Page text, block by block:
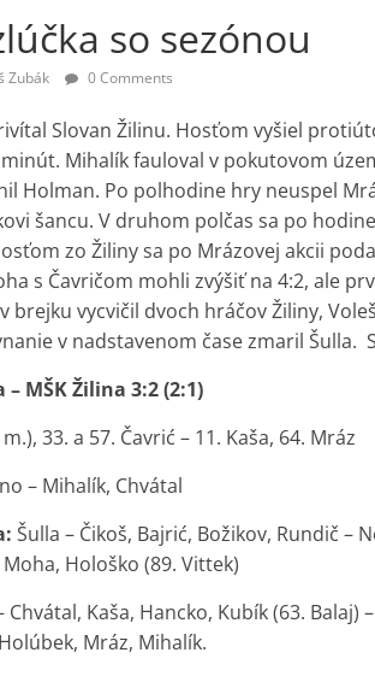
so sezónou
Zubák 0 Comments
Slovan Žilinu. Hosťom vyšiel
Mihalík fauloval v pokutovom
Holman. Po polhodine hry neuspel
šancu. V druhom polčas sa po
zo Žiliny sa po Mrázovej akcii
s Čavričom mohli zvýšiť na 4:2, ale
brejku vycvičil dvoch hráčov Žiliny,
v nadstavenom čase zmaril Šulla.
MŠK Žilina 3:2 (2:1)
33. a 57. Čavrić – 11. Kaša, 64. Mráz
– Mihalík, Chvátal
Šulla – Čikoš, Bajrić, Božikov, Rundič –
Hološko (89. Vittek)
Chvátal, Kaša, Hancko, Kubík (63. Balaj)
Mráz, Mihalík.